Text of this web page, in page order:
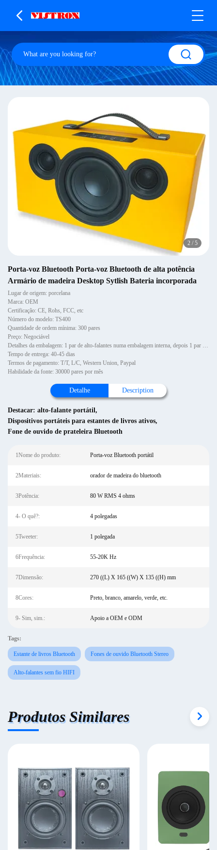
2 / 5
Porta-voz Bluetooth Porta-voz Bluetooth de alta potência
Armário de madeira Desktop Sytlish Bateria incorporada
Lugar de origem: porcelana
Marca: OEM
Certificação: CE, Rohs, FCC, etc
Número do modelo: TS400
Quantidade de ordem mínima: 300 pares
Preço: Negociável
Detalhes da embalagem: 1 par de alto-falantes numa embalagem interna, depois 1 par numa embalagem externa.
Tempo de entrega: 40-45 dias
Termos de pagamento: T/T, L/C, Western Union, Paypal
Habilidade da fonte: 30000 pares por mês
Detalhe Description
Destacar: alto-falante portátil,
Dispositivos portáteis para estantes de livros ativos,
Fone de ouvido de prateleira Bluetooth
1Nome do produto: Porta-voz Bluetooth portátil
2Materiais: orador de madeira do bluetooth
3Potência: 80 W RMS 4 ohms
4- O quê?: 4 polegadas
5Tweeter: 1 polegada
6Frequência: 55-20K Hz
7Dimensão: 270 ((L) X 165 ((W) X 135 ((H) mm
8Cores: Preto, branco, amarelo, verde, etc.
9- Sim, sim.: Apoio a OEM e ODM
Tags:
Estante de livros Bluetooth Fones de ouvido Bluetooth Stereo
Alto-falantes sem fio HIFI
Produtos Similares